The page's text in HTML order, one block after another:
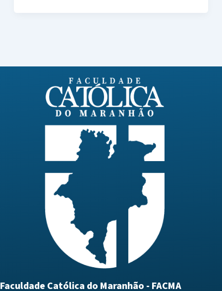
Faculdade Católica do Maranhão - FACMA